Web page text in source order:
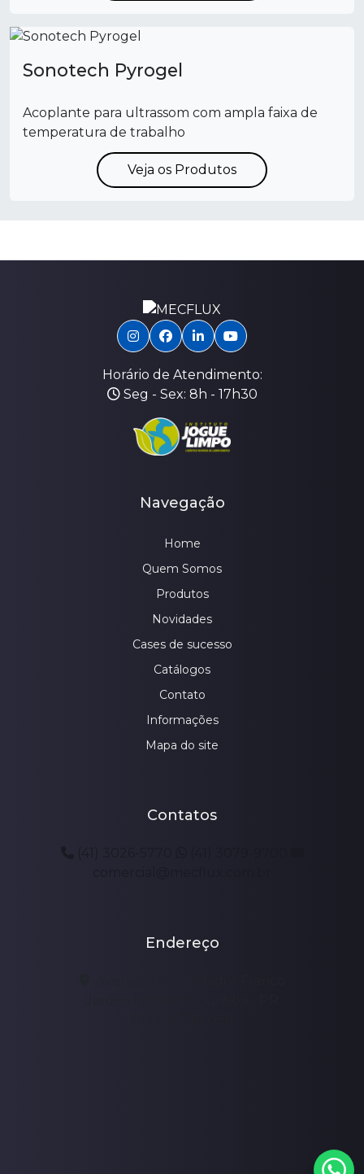
Sonotech Pyrogel
Acoplante para ultrassom com ampla faixa de
temperatura de trabalho
Veja os Produtos
Horário de Atendimento:
Seg - Sex: 8h - 17h30
Navegação
Home
Quem Somos
Produtos
Novidades
Cases de sucesso
Catálogos
Contato
Informações
Mapa do site
Contatos
Endereço